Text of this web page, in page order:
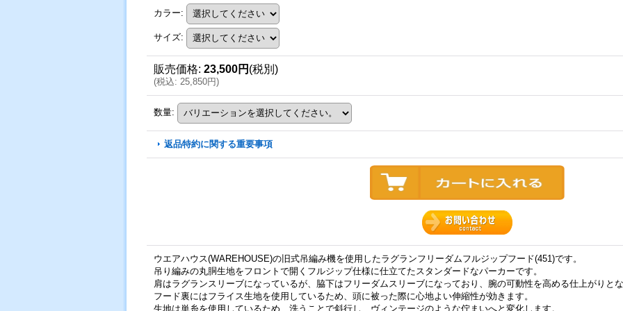
カラー:
サイズ:
販売価格: 23,500円 (税別)
(税込: 25,850円)
数量:
返品特約に関する重要事項
ウエアハウス(WAREHOUSE)の旧式吊編み機を使用したラグランフリーダムフルジップフード(451)です。
吊り編みの丸胴生地をフロントで開くフルジップ仕様に仕立てたスタンダードなパーカーです。
肩はラグランスリーブになっているが、脇下はフリーダムスリーブになっており、腕の可動性を高める仕上がりとな
フード裏にはフライス生地を使用しているため、頭に被った際に心地よい伸縮性が効きます。
生地は単糸を使用しているため、洗うことで斜行し、ヴィンテージのような佇まいへと変化します。